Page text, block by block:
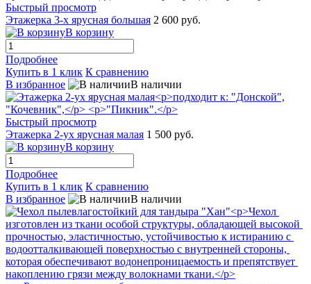
Быстрый просмотр
Этажерка 3-х ярусная большая 2 600 руб.
В корзину
Подробнее
Купить в 1 клик К сравнению
В избранное
В наличии
Быстрый просмотр
Этажерка 2-ух ярусная малая 1 500 руб.
В корзину
Подробнее
Купить в 1 клик К сравнению
В избранное
В наличии